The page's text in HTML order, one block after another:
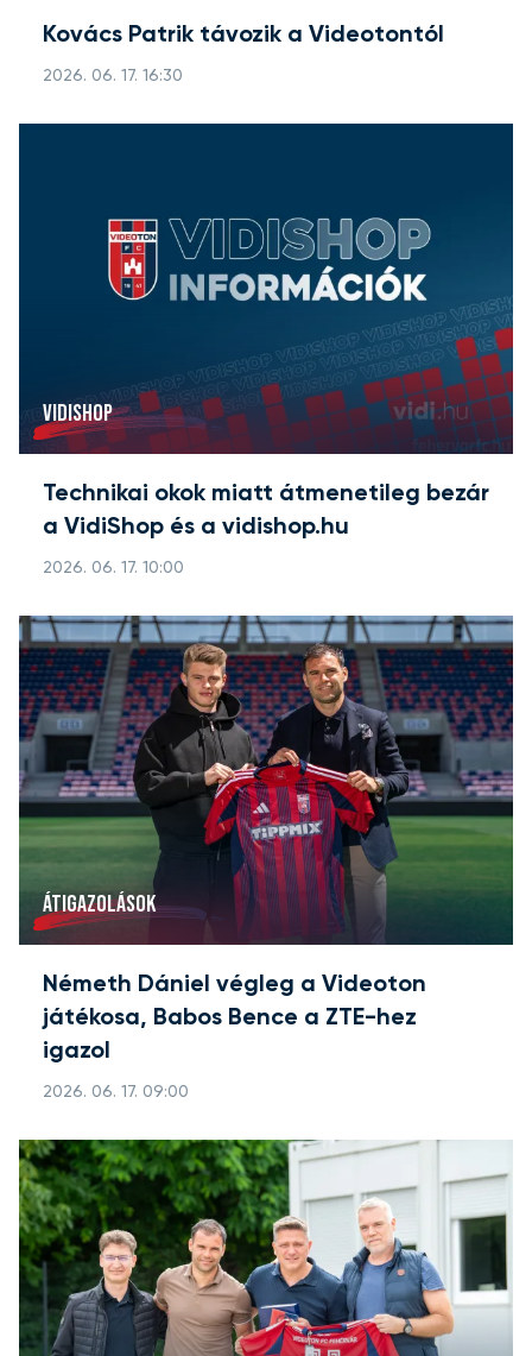
Kovács Patrik távozik a Videotontól
2026. 06. 17. 16:30
VIDISHOP
Technikai okok miatt átmenetileg bezár
a VidiShop és a vidishop.hu
2026. 06. 17. 10:00
ÁTIGAZOLÁSOK
Németh Dániel végleg a Videoton
játékosa, Babos Bence a ZTE-hez
igazol
2026. 06. 17. 09:00